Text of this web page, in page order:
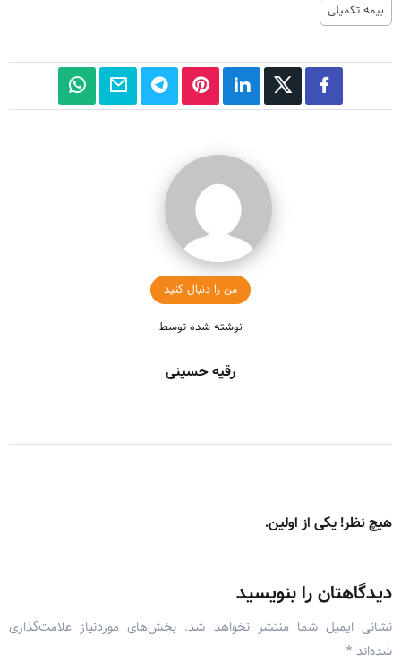
بیمه تکمیلی
من را دنبال کنید
نوشته شده توسط
رقیه حسینی
هیچ نظر! یکی از اولین.
دیدگاهتان را بنویسید
نشانی ایمیل شما منتشر نخواهد شد. بخش‌های موردنیاز علامت‌گذاری
شده‌اند *